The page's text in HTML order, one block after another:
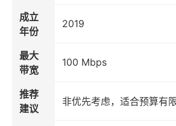
成立
年份
2019
最大
带宽
100 Mbps
推荐
建议
非优先考虑，适合预算有